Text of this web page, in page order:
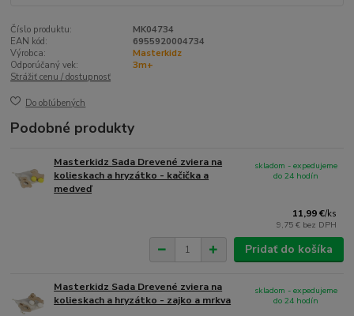
Číslo produktu:
MK04734
EAN kód:
6955920004734
Výrobca:
Masterkidz
Odporúčaný vek:
3m+
Strážiť cenu / dostupnosť
Do obľúbených
Podobné produkty
Masterkidz Sada Drevené zviera na
kolieskach a hryzátko - kačička a
medveď
11,99 €/ks
9,75 € bez DPH
skladom - expedujeme
do 24 hodín
Pridať do košíka
Masterkidz Sada Drevené zviera na
kolieskach a hryzátko - zajko a mrkva
skladom - expedujeme
do 24 hodín